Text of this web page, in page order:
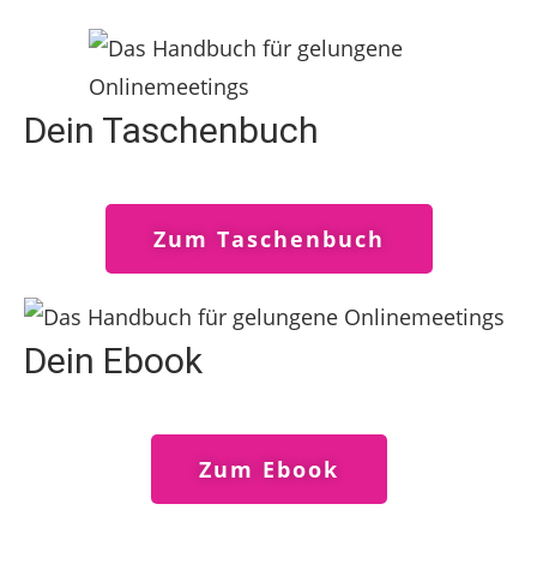
Dein Taschenbuch
Zum Taschenbuch
Dein Ebook
Zum Ebook